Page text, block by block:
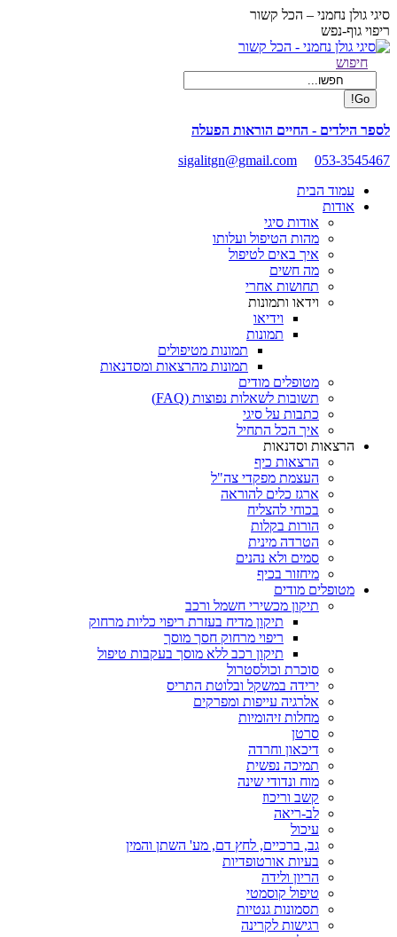
Skip
to
content
סיגי גולן נחמני – הכל קשור
ריפוי גוף-נפש
Facebook
opens
new
window
Search:
חיפוש
לספר הילדים - החיים הוראות הפעלה
sigalitgn@gmail.com
053-3545467
עמוד הבית
אודות
אודות סיגי
מהות הטיפול ועלותו
איך באים לטיפול
מה חשים
תחושות אחרי
וידאו ותמונות
וידיאו
תמונות
תמונות מטיפולים
תמונות מהרצאות ומסדנאות
מטופלים מודים
תשובות לשאלות נפוצות (FAQ)
כתבות על סיגי
איך הכל התחיל
הרצאות וסדנאות
הרצאות כיף
העצמת מפקדי צה"ל
ארגז כלים להוראה
בכוחי להצליח
הורות בקלות
הטרדה מינית
סמים ולא נהנים
מיחזור בכיף
מטופלים מודים
תיקון מכשירי חשמל ורכב
תיקון מדיח בעזרת ריפוי כליות מרחוק
ריפוי מרחוק חסך מוסך
תיקון רכב ללא מוסך בעקבות טיפול
סוכרת וכולסטרול
ירידה במשקל ובלוטת התריס
אלרגיה עייפות ומפרקים
מחלות זיהומיות
סרטן
דיכאון וחרדה
תמיכה נפשית
מוח ונדודי שינה
קשב וריכוז
לב-ריאה
עיכול
גב, ברכיים, לחץ דם, מע' השתן והמין
בעיות אורטופדיות
הריון ולידה
טיפול קוסמטי
תסמונות גנטיות
רגישות לקרינה